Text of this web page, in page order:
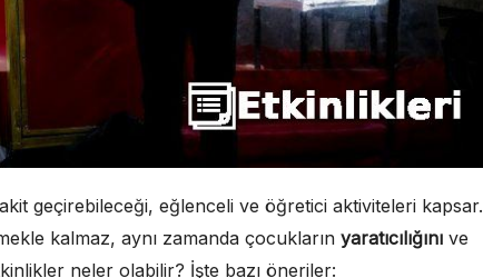
geçirebileceği, eğlenceli ve öğretici aktiviteleri kapsar.
kalmaz, aynı zamanda çocukların yaratıcılığını ve
neler olabilir? İşte bazı öneriler: